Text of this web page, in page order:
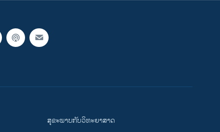
ສຸຂະພາບກັບວິທະຍາສາດ